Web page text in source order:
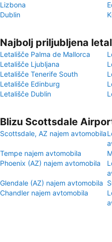
Lizbona
Dublin
Najbolj priljubljena
Letališče Palma de Mallorca
Letališče Ljubljana
Letališče Tenerife South
Letališče Edinburg
Letališče Dublin
Blizu Scottsdale
Scottsdale, AZ najem avtomobila
Tempe najem avtomobila
Phoenix (AZ) najem avtomobila
Glendale (AZ) najem avtomobila
Chandler najem avtomobila